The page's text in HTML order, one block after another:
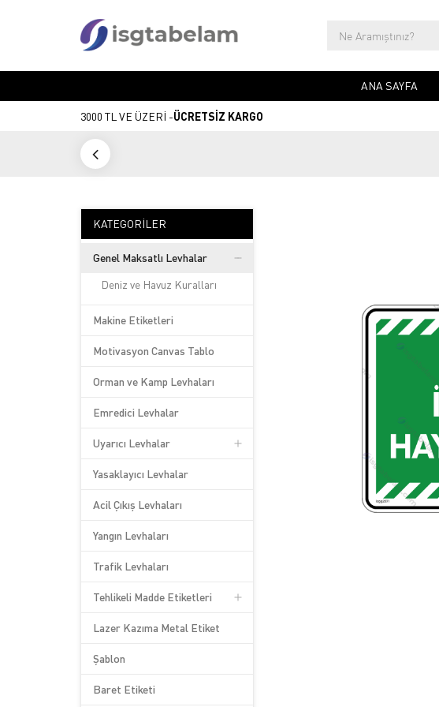
ANA SAYFA
3000 TL VE ÜZERİ -ÜCRETSİZ KARGO
KATEGORILER
Genel Maksatlı Levhalar
Deniz ve Havuz Kuralları
Makine Etiketleri
Motivasyon Canvas Tablo
Orman ve Kamp Levhaları
Emredici Levhalar
Uyarıcı Levhalar
Yasaklayıcı Levhalar
Acil Çıkış Levhaları
Yangın Levhaları
Trafik Levhaları
Tehlikeli Madde Etiketleri
Lazer Kazıma Metal Etiket
Şablon
Baret Etiketi